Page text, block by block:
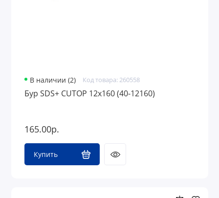
В наличии (2) Код товара: 260558
Бур SDS+ CUTOP 12х160 (40-12160)
165.00р.
Купить